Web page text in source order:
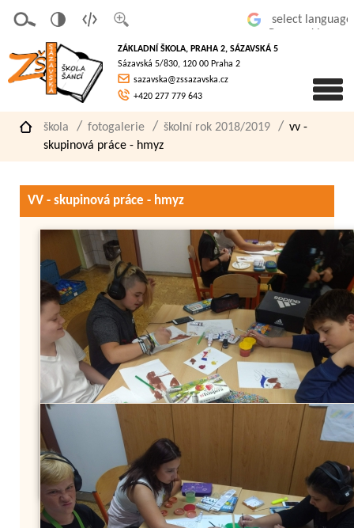
písmo
á
verze
pro
slaboz
raké
ZÁKLADNÍ ŠKOLA, PRAHA 2, SÁZAVSKÁ 5
Sázavská 5/830, 120 00 Praha 2
sazavska@zssazavska.cz
+420 277 779 643
škola fotogalerie školní rok 2018/2019
vv -
skupinová práce - hmyz
VV - skupinová práce - hmyz